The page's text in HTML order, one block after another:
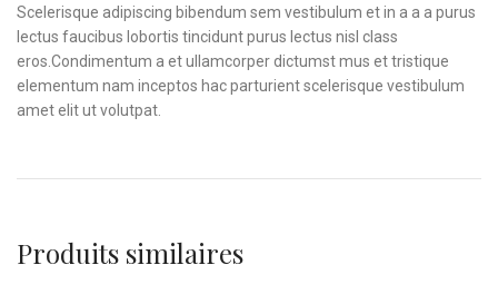
Scelerisque adipiscing bibendum sem vestibulum et in a a a purus
lectus faucibus lobortis tincidunt purus lectus nisl class
eros.Condimentum a et ullamcorper dictumst mus et tristique
elementum nam inceptos hac parturient scelerisque vestibulum
amet elit ut volutpat.
Produits similaires